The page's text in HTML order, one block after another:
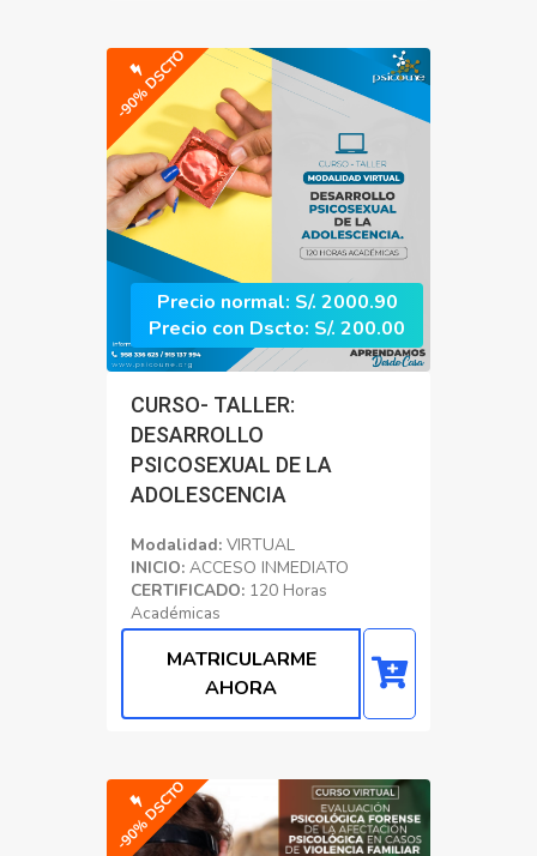
-90% DSCTO
Precio normal: S/. 2000.90
Precio con Dscto: S/. 200.00
CURSO- TALLER:
DESARROLLO
PSICOSEXUAL DE LA
ADOLESCENCIA
Modalidad: VIRTUAL
INICIO: ACCESO INMEDIATO
CERTIFICADO: 120 Horas
Académicas
Educacion
MATRICULARME
AHORA
-90% DSCTO